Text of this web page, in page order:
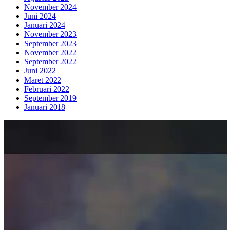
November 2024
Juni 2024
Januari 2024
November 2023
September 2023
November 2022
September 2022
Juni 2022
Maret 2022
Februari 2022
September 2019
Januari 2018